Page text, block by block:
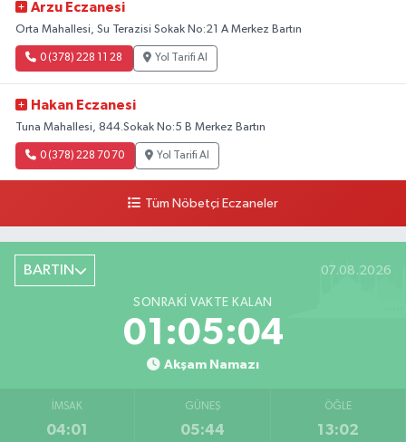
Arzu Eczanesi
Orta Mahallesi, Su Terazisi Sokak No:21 A Merkez Bartın
0 (378) 228 11 28 Yol Tarifi Al
Hakan Eczanesi
Tuna Mahallesi, 844.Sokak No:5 B Merkez Bartın
0 (378) 228 70 70 Yol Tarifi Al
Tüm Nöbetçi Eczaneler
BARTIN 07.08.2026
SONRAKI VAKTE KALAN
01:05:03
Akşam Namazı
İMSAK
04:01
GÜNEŞ
05:44
ÖĞLE
13:02